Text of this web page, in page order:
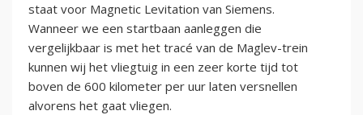
staat voor Magnetic Levitation van Siemens.
Wanneer we een startbaan aanleggen die
vergelijkbaar is met het tracé van de Maglev-trein
kunnen wij het vliegtuig in een zeer korte tijd tot
boven de 600 kilometer per uur laten versnellen
alvorens het gaat vliegen.